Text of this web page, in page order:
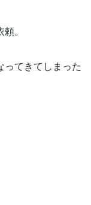
。
ってきてしまった